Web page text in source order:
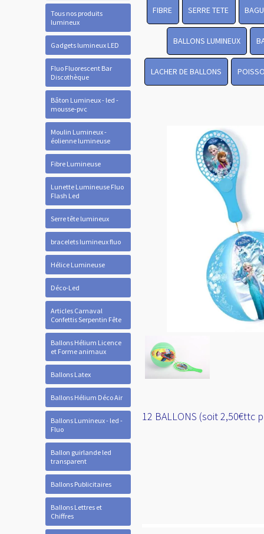
Tous nos produits
lumineux
Gadgets lumineux LED
Fluo Fluorescent Bar
Discothèque
Bâton Lumineux - led -
mousse-pvc
Moulin Lumineux -
éolienne lumineuse
Fibre Lumineuse
Lunette Lumineuse Fluo
Flash Led
Serre tête lumineux
bracelets lumineux fluo
Hélice Lumineuse
Déco-Led
Articles Carnaval
Confettis Serpentin Fête
Ballons Hélium Licence
et Forme animaux
Ballons Latex
Ballons Hélium Déco Air
Ballons Lumineux - led -
Fluo
Ballon guirlande led
transparent
Ballons Publicitaires
Ballons Lettres et
Chiffres
FIBRE SERRE TETE
BALLONS LUMINEUX
LACHER DE BALLONS
12 BALLONS (soit 2,50€ttc